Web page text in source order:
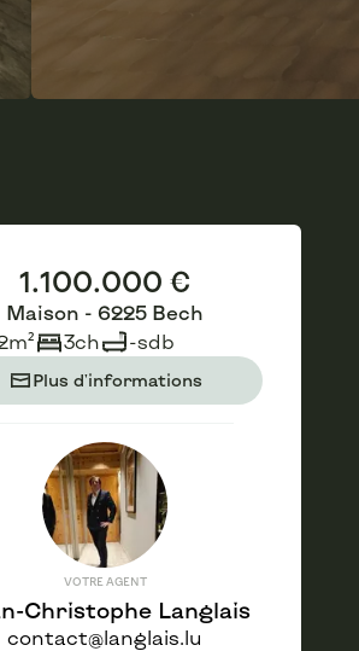
1.100.000 €
Maison - 6225 Bech
m² 3ch -sdb
Plus d'informations
VOTRE AGENT
Christophe Langlais
contact@langlais.lu